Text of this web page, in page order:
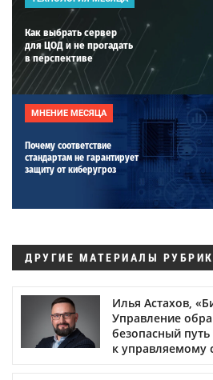
Как выбрать сервер
для ЦОД и не прогадать
в перспективе
МНЕНИЕ МЕСЯЦА
Почему соответствие
стандартам не гарантирует
защиту от киберугроз
ДРУГИЕ МАТЕРИАЛЫ
Илья Астахов,
Управление
безопасный путь
к управляемому